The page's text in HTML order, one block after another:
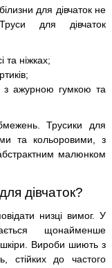
для дівчаток не
для дівчаток
та ніжках;
з ажурною гумкою та
Трусики для
та кольоровими, з
малюнком
дівчаток?
низці вимог. У
щонайменше
Вироби шиють з
стійких до частого